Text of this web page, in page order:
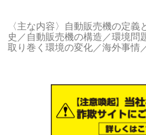
〈主な内容〉自動販売機の定
史／自動販売機の構造／環境問
取り巻く環境の変化／海外事情